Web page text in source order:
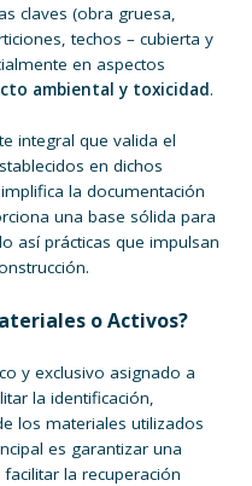
claves (obra gruesa,
techos – cubierta y
en aspectos
ambiental y toxicidad.
integral que valida el
en dichos
la documentación
una base sólida para
así prácticas que impulsan
o Activos?
y exclusivo asignado a
la identificación,
los materiales utilizados
es garantizar una
la recuperación